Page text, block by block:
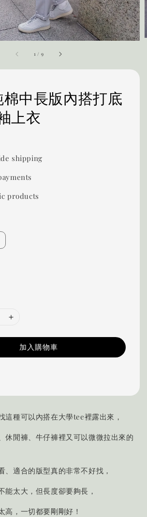
1 / 9
棉中長版內搭打底
上衣
shipping
products
加入購物車
這種可以內搭在大學tee裡露出來，
休閒褲、牛仔褲裡又可以微微拉出來的
、適合的版型真的非常不好找，
能太大，但長度卻要夠長，
高，一切都要剛剛好！